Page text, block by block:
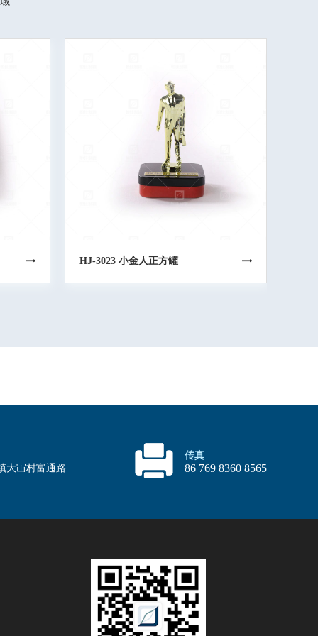
HJ-3023 小金人正方罐
大冚村富通路
传真
86 769 8360 8565